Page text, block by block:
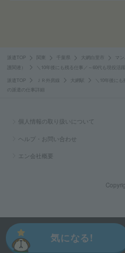
気になる!
派遣TOP 千葉県 大網白里市
マ
護関連）
＼10年後にも残る仕事／～60代も現役活
派遣TOP ＪＲ外房線 大網駅
＼10年後に
の派遣の仕事詳細
個人情報の取り扱いについて
ヘルプ・お問い合わせ
エン会社概要